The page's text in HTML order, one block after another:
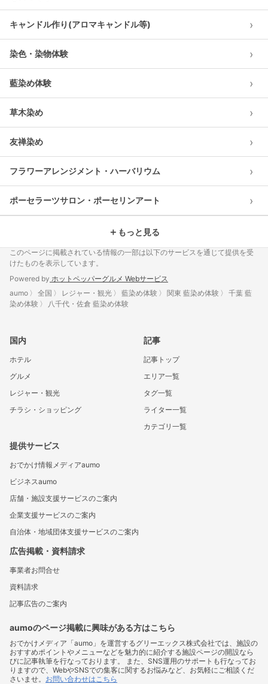
キャンドル作り(アロマキャンドル等) ›
染色・染物体験 ›
藍染め体験 ›
草木染め ›
友禅染め ›
フラワーアレンジメント・ハーバリウム ›
ポーセラーツサロン・ポーセリンアート ›
＋ もっと見る
このページに掲載されている情報の一部は以下のサービスを通じて提供を受
けたものを表示しています。
Powered by ホットペッパーグルメ Webサービス
aumo
全国 レジャー・観光 藍染め体験 関東 藍染め体験
千葉 藍
染め体験
八千代・佐倉 藍染め体験
国内
ホテル
グルメ
レジャー・観光
チラシ・ショッピング
記事
記事トップ
エリア一覧
タグ一覧
ライター一覧
カテゴリ一覧
提供サービス
おでかけ情報メディアaumo
ビジネスaumo
店舗・施設支援サービスのご案内
企業支援サービスのご案内
自治体・地域団体支援サービスのご案内
広告掲載・資料請求
事業者お問合せ
資料請求
記事広告のご案内
aumoのページ掲載に興味がある方はこちら
おでかけメディア「aumo」を運営するグリーエックス株式会社では、施設の
おすすめポイントやメニューなどを魅力的に紹介する施設ページの開設なら
びに記事執筆を行なっております。 また、SNS運用のサポートも行なってお
りますので、WebやSNSでの集客に関するお悩みなど、お気軽にご相談くだ
さいませ。 お問い合わせはこちら